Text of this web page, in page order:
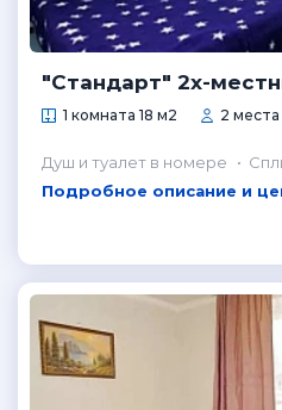
"Стандарт" 2х-
1 комната 18 м2 2 места
Душ и туалет в номере
Подробное описание и